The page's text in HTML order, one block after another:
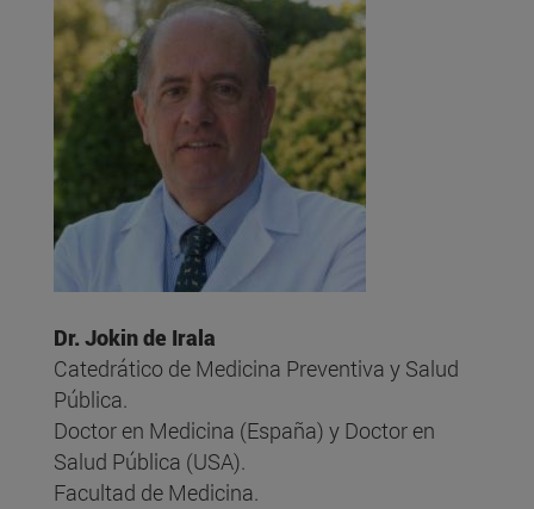
Dr. Jokin de Irala
Catedrático de Medicina Preventiva y Salud
Pública.
Doctor en Medicina (España) y Doctor en
Salud Pública (USA).
Facultad de Medicina.